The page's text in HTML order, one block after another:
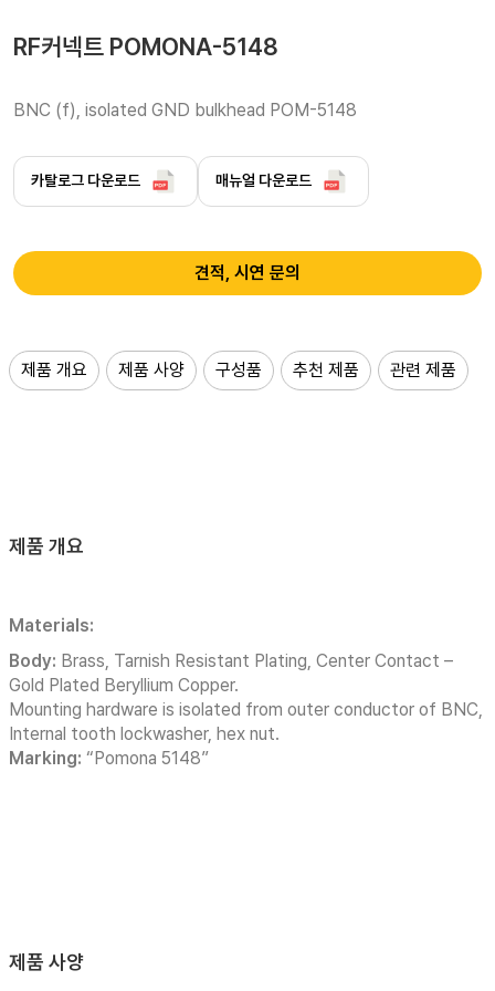
RF커넥트 POMONA-5148
BNC (f), isolated GND bulkhead POM-5148
카탈로그 다운로드 매뉴얼 다운로드
견적, 시연 문의
제품 개요 제품 사양 구성품 추천 제품 관련 제품
제품 개요
Materials:
Body: Brass, Tarnish Resistant Plating, Center Contact –
Gold Plated Beryllium Copper.
Mounting hardware is isolated from outer conductor of BNC,
Internal tooth lockwasher, hex nut.
Marking: “Pomona 5148”
제품 사양